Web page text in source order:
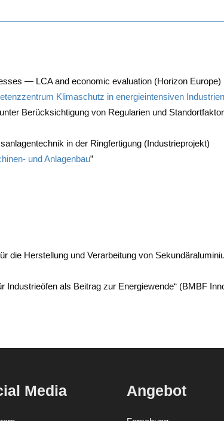
— LCA and eco­no­mic eva­lua­ti­on (Hori­zon Europe)
Kli­ma­schutz in ener­gie­in­ten­si­ven
Berück­sich­ti­gung von Regu­la­ri­en und
in der Ring­fer­ti­gung (Indus­trie­pro­jekt)
und Anla­gen­bau”
die Her­stel­lung und Ver­ar­bei­tung von
Indus­trie­öfen als Bei­trag zur Ener­gie­wen­de“ (BMBF
Media Angebot